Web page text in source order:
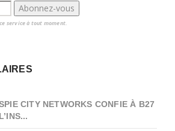
service à tout moment.
CITY NETWORKS CONFIE À B27
L’INS...